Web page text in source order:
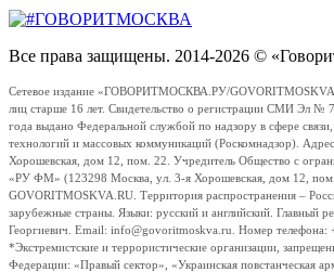
Все права защищены. 2014-2026 ©
Сетевое издание «ГОВОРИТМОСКВА.РУ/
лиц старше 16 лет. Свидетельство о регистрации СМИ Эл №
года выдано Федеральной службой по надзору в сфере
технологий и массовых коммуникаций (Роскомнадзор).
Хорошевская, дом 12, пом. 22. Учредитель Общество с
«РУ ФМ» (123298 Москва, ул. 3-я Хорошевская, дом 12,
GOVORITMOSKVA.RU. Территория распространения –
зарубежные страны. Языки: русский и английский. Главный
Георгиевич. Email: info@govoritmoskva.ru. Номер телефона:
*Экстремистские и террористические организации,
Федерации: «Правый сектор», «Украинская повстанческая